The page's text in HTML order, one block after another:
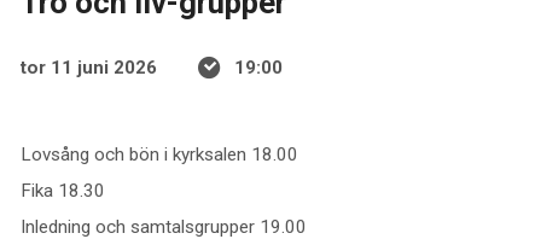
tor 11 juni 2026 19:00
Lovsång och bön i kyrksalen 18.00
Fika 18.30
Inledning och samtalsgrupper 19.00